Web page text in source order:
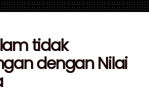
tidak
dengan Nilai